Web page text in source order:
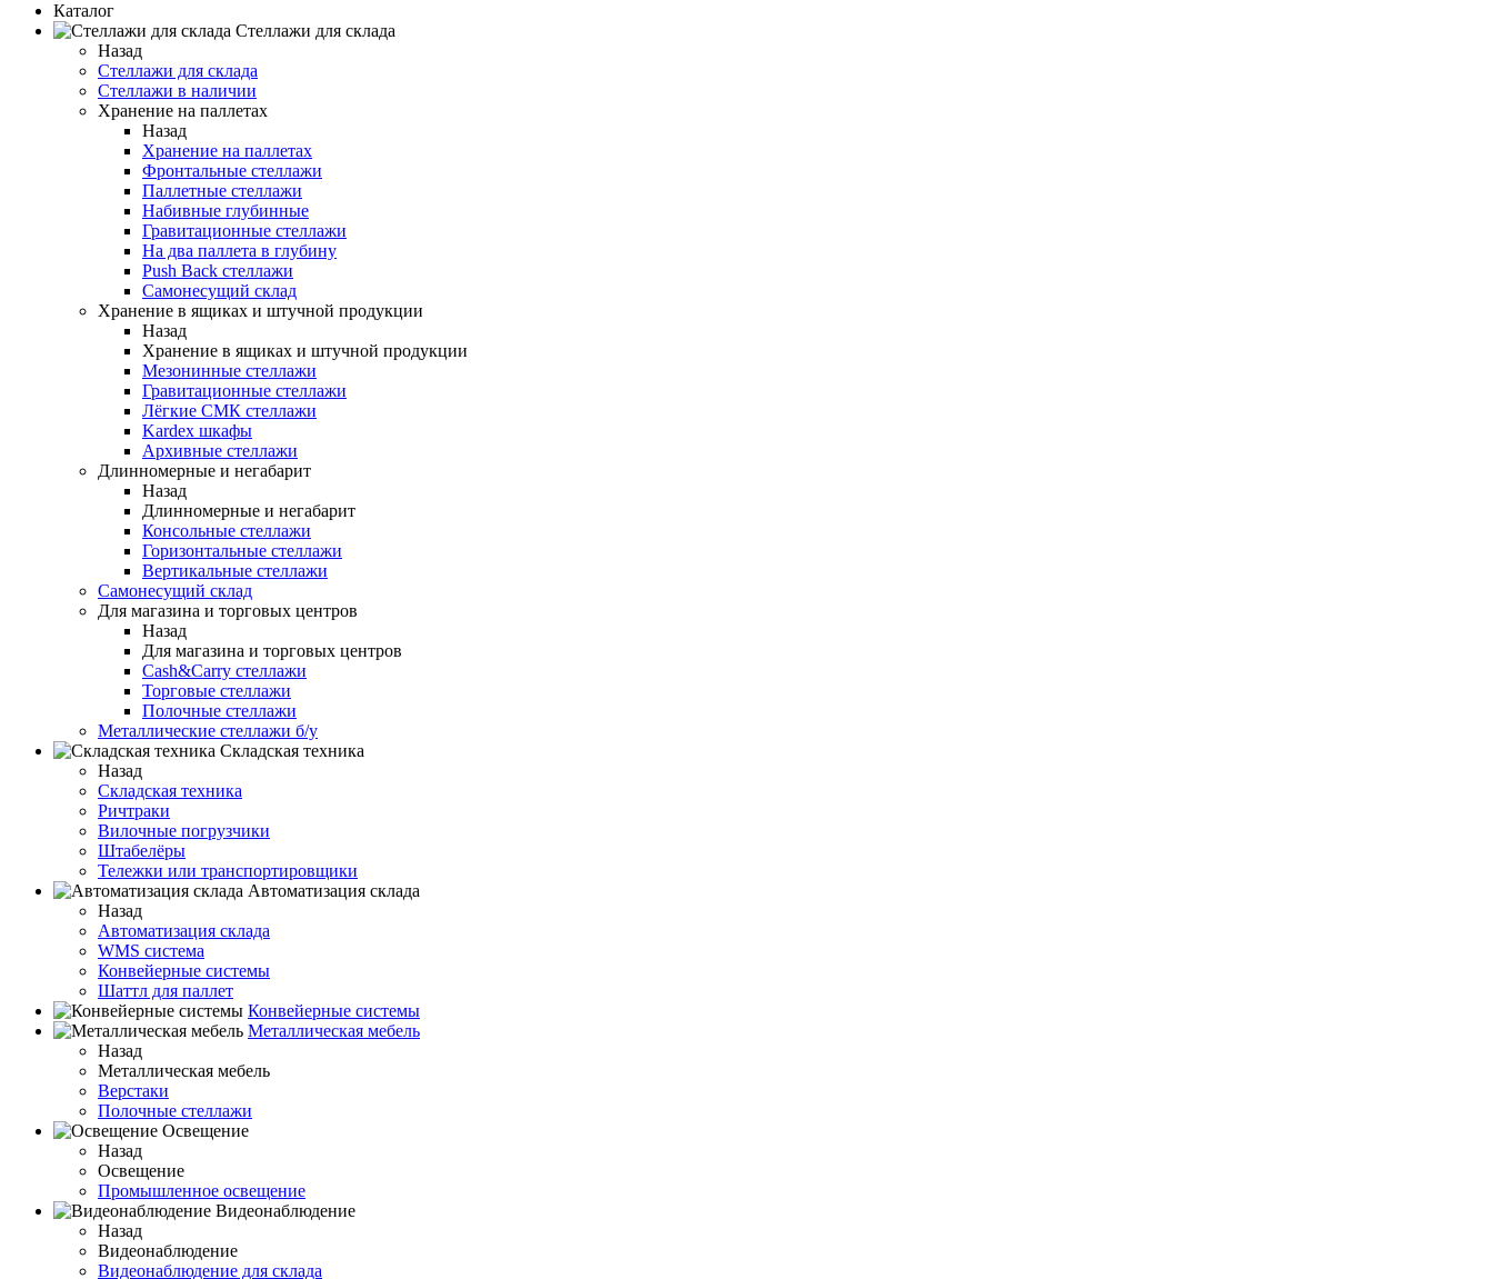
Каталог
Cтеллажи для склада
Назад
Cтеллажи для склада
Стеллажи в наличии
Хранение на паллетах
Назад
Хранение на паллетах
Фронтальные стеллажи
Паллетные стеллажи
Набивные глубинные
Гравитационные стеллажи
На два паллета в глубину
Push Back стеллажи
Самонесущий склад
Хранение в ящиках и штучной продукции
Назад
Хранение в ящиках и штучной продукции
Мезонинные стеллажи
Гравитационные стеллажи
Лёгкие СМК стеллажи
Kardex шкафы
Архивные стеллажи
Длинномерные и негабарит
Назад
Длинномерные и негабарит
Консольные стеллажи
Горизонтальные стеллажи
Вертикальные стеллажи
Самонесущий склад
Для магазина и торговых центров
Назад
Для магазина и торговых центров
Cash&Carry стеллажи
Торговые стеллажи
Полочные стеллажи
Металлические стеллажи б/у
Складская техника
Назад
Складская техника
Ричтраки
Вилочные погрузчики
Штабелёры
Тележки или транспортировщики
Автоматизация склада
Назад
Автоматизация склада
WMS система
Конвейерные системы
Шаттл для паллет
Конвейерные системы
Металлическая мебель
Назад
Металлическая мебель
Верстаки
Полочные стеллажи
Освещение
Назад
Освещение
Промышленное освещение
Видеонаблюдение
Назад
Видеонаблюдение
Видеонаблюдение для склада